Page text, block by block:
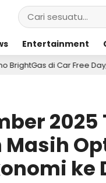
Entertainment
Dukung LPG 3 Kg
2025
Masih
ke